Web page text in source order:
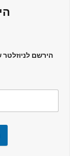
הירשם לניוזלטר